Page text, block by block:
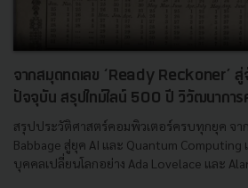
จากสมุดทดเลข ‘Ready Reckoner’ สู่
ปัจจุบัน สรุปไทม์ไลน์ 500 ปี วิวัฒนาการ
สรุปประวัติศาสตร์คอมพิวเตอร์ครบทุกยุค จา
Babbage สู่ยุค AI และ Quantum
บุคคลเปลี่ยนโลกอย่าง Ada Lovelace และ Alan